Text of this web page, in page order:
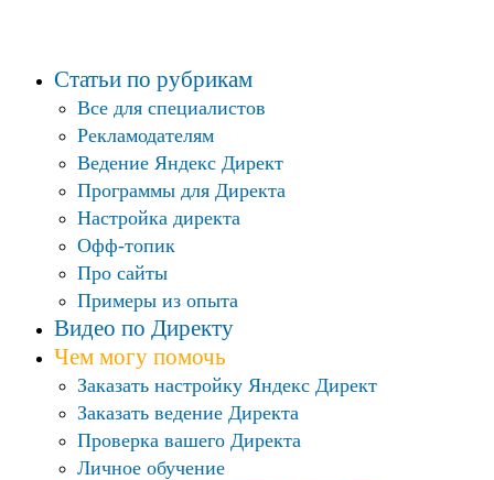
Статьи по рубрикам
Все для специалистов
Рекламодателям
Ведение Яндекс Директ
Программы для Директа
Настройка директа
Офф-топик
Про сайты
Примеры из опыта
Видео по Директу
Чем могу помочь
Заказать настройку Яндекс Директ
Заказать ведение Директа
Проверка вашего Директа
Личное обучение